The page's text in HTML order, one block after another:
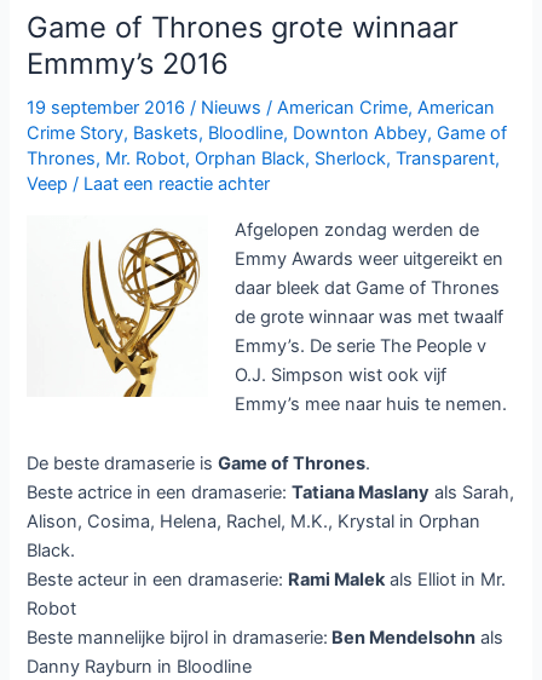
Comedy
Central
Game of Thrones grote winnaar
Emmmy’s 2016
19 september 2016/ Nieuws /American Crime,American
Crime Story, Baskets, Bloodline, Downton Abbey,Game of
Thrones, Mr. Robot,Orphan Black, Sherlock,Transparent,
Veep / Laat een reactie achter
Afgelopen zondag werden de
Emmy Awards weer uitgereikt en
daar bleek dat Game of Thrones
de grote winnaar was met twaalf
Emmy’s. De serie The People v
O.J. Simpson wist ook vijf
Emmy’s mee naar huis te nemen.
De beste dramaserie isGame of Thrones.
Beste actrice in een dramaserie:Tatiana Maslany als Sarah,
Alison, Cosima, Helena, Rachel, M.K., Krystal in Orphan
Black.
Beste acteur in een dramaserie: Rami Malekals Elliot in Mr.
Robot
Beste mannelijke bijrol in dramaserie: Ben Mendelsohn als
Danny Rayburn in Bloodline